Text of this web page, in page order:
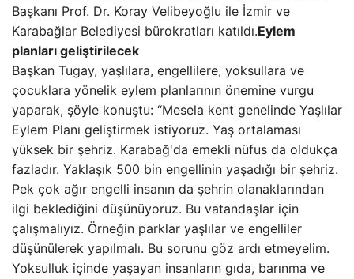
Başkanı Prof. Dr. Koray Velibeyoğlu ile İzmir ve
Karabağlar Belediyesi bürokratları katıldı.Eylem
planları geliştirilecek
Başkan Tugay, yaşlılara, engellilere, yoksullara ve
çocuklara yönelik eylem planlarının önemine vurgu
yaparak, şöyle konuştu: “Mesela kent genelinde Yaşlılar
Eylem Planı geliştirmek istiyoruz. Yaş ortalaması
yüksek bir şehriz. Karabağ'da emekli nüfus da oldukça
fazladır. Yaklaşık 500 bin engellinin yaşadığı bir şehriz.
Pek çok ağır engelli insanın da şehrin olanaklarından
ilgi beklediğini düşünüyoruz. Bu vatandaşlar için
çalışmalıyız. Örneğin parklar yaşlılar ve engelliler
düşünülerek yapılmalı. Bu sorunu göz ardı etmeyelim.
Yoksulluk içinde yaşayan insanların gıda, barınma ve